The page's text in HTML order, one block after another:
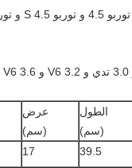
الطول
(سم)
عرض
(سم)
39.5
17